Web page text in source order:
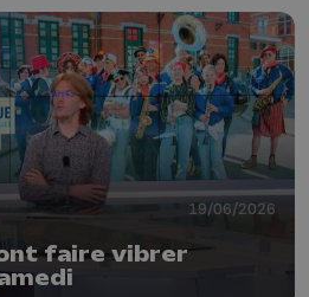
19/06/2026
faire vibrer